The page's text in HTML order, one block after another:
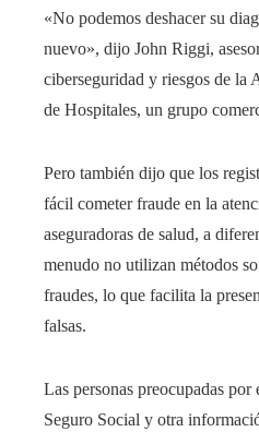
«No podemos deshacer su
nuevo», dijo John Riggi,
ciberseguridad y riesgos de la
de Hospitales, un grupo
Pero también dijo que los
fácil cometer fraude en la
aseguradoras de salud, a
menudo no utilizan métodos
fraudes, lo que facilita la
falsas.
Las personas preocupadas
Seguro Social y otra